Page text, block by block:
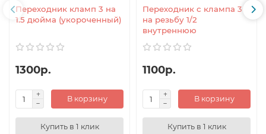
Переходник кламп 3 на
1.5 дюйма (укороченный)
1300р.
В корзину
Купить в 1 клик
Переходник с клампа 3
на резьбу 1/2
внутреннюю
1100р.
В корзину
Купить в 1 клик